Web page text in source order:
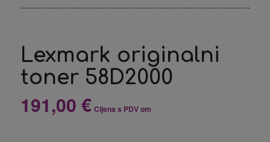
Lexmark originalni
toner 58D2000
191,00 € Cijena s PDV om